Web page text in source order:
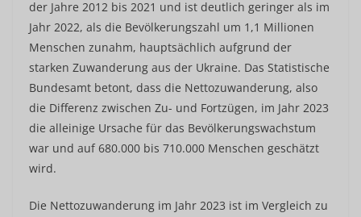
der Jahre 2012 bis 2021 und ist deutlich geringer als im
Jahr 2022, als die Bevölkerungszahl um 1,1 Millionen
Menschen zunahm, hauptsächlich aufgrund der
starken Zuwanderung aus der Ukraine. Das Statistische
Bundesamt betont, dass die Nettozuwanderung, also
die Differenz zwischen Zu- und Fortzügen, im Jahr 2023
die alleinige Ursache für das Bevölkerungswachstum
war und auf 680.000 bis 710.000 Menschen geschätzt
wird.
Die Nettozuwanderung im Jahr 2023 ist im Vergleich zu